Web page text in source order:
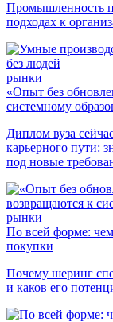
Промышленность
подходах к
рынки
«Опыт без
системному
Диплом вуза
карьерного пути:
под новые
рынки
По всей форме:
покупки
Почему шеринг
и каков его